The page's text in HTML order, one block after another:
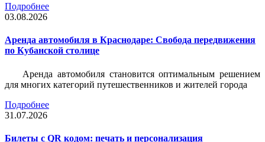
Подробнее
03.08.2026
Аренда автомобиля в Краснодаре: Свобода передвижения
по Кубанской столице
Аренда автомобиля становится оптимальным решением
для многих категорий путешественников и жителей города
Подробнее
31.07.2026
Билеты c QR кодом: печать и персонализация